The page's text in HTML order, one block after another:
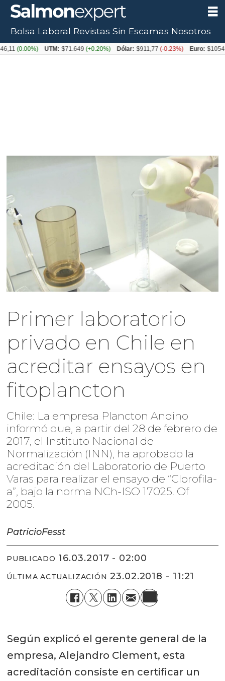
Primer laboratorio
privado en Chile en
acreditar ensayos en
fitoplancton
Chile: La empresa Plancton Andino
informó que, a partir del 28 de febrero de
2017, el Instituto Nacional de
Normalización (INN), ha aprobado la
acreditación del Laboratorio de Puerto
Varas para realizar el ensayo de “Clorofila-
a”, bajo la norma NCh-ISO 17025. Of
2005.
PatricioFesst
PUBLICADO 16.03.2017 - 02:00
ÚLTIMA ACTUALIZACIÓN 23.02.2018 - 11:21
Según explicó el gerente general de la
empresa, Alejandro Clement, esta
acreditación consiste en certificar un
Bolsa Laboral Revistas Sin Escamas Nosotros
UTM: $71.649(+0.20%) Dólar: $911,77(-0.23%) Euro: $1054,31